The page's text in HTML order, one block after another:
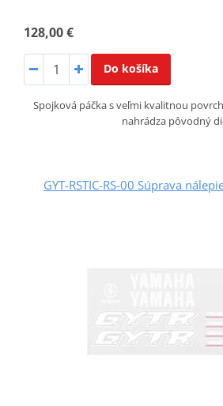
128,00 €
Do košíka
Spojková páčka s veľmi kvalitnou
nahrádza pôvodný
GYT-RSTIC-RS-00 Súprava